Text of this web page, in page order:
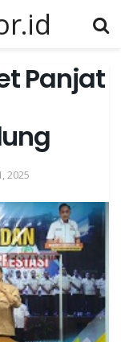
Panjat
2025